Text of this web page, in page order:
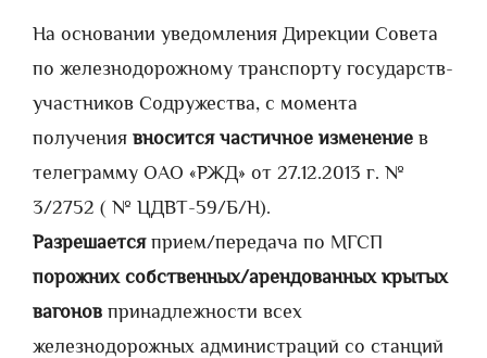
На основании уведомления Дирекции Совета
по железнодорожному транспорту государств-
участников Содружества, с момента
получения вносится частичное изменение в
телеграмму ОАО «РЖД» от 27.12.2013 г. №
3/2752 ( № ЦДВТ-59/Б/Н).
Разрешаетсяприем/передача по МГСП
порожних собственных/арендованных крытых
вагонов принадлежности всех
железнодорожных администраций со станций